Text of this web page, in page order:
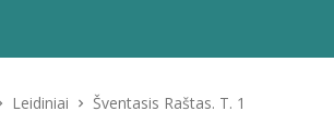
Leidiniai Šventasis Raštas. T. 1